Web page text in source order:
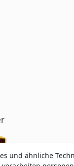
und ähnliche
und ähnliche